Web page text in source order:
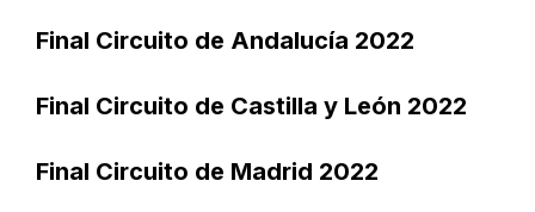
Final Circuito de Andalucía 2022
Final Circuito de Castilla y León 2022
Final Circuito de Madrid 2022